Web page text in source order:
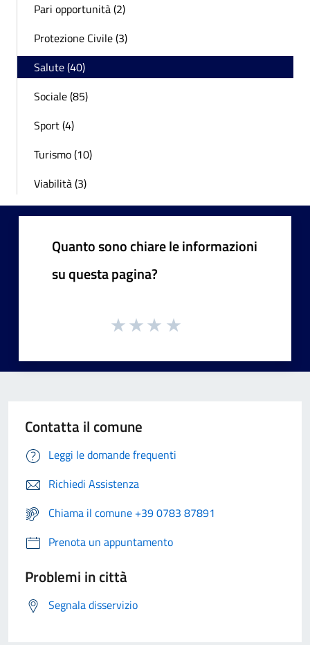
Pari opportunità (2)
Protezione Civile (3)
Salute (40)
Sociale (85)
Sport (4)
Turismo (10)
Viabilità (3)
Quanto sono chiare le informazioni
su questa pagina?
Contatta il comune
Leggi le domande frequenti
Richiedi Assistenza
Chiama il comune +39 0783 87891
Prenota un appuntamento
Problemi in città
Segnala disservizio